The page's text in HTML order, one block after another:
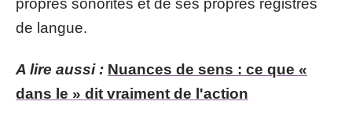
de langue.
A lire aussi : Nuances de sens : ce que «
dans le » dit vraiment de l'action